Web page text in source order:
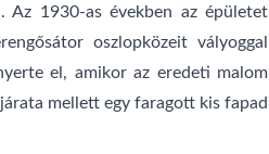
Az 1930-as években az épületet
oszlopközeit vályoggal
el, amikor az eredeti malom
mellett egy faragott kis fapad